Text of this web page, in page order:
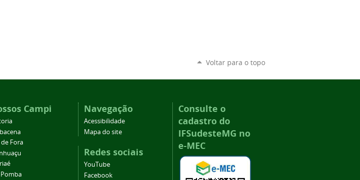
Voltar para o topo
Campi
de Fora
Pomba
Navegação
Acessibilidade
Mapa do site
Redes sociais
YouTube
Facebook
Consulte o
cadastro do
IFSudesteMG no
e-MEC